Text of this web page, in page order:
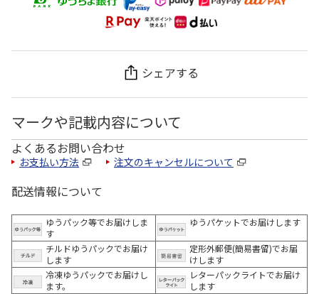
シェアする
マークや記載内容について
よくあるお問い合わせ
お支払い方法 注文のキャンセルについて
配送情報について
ゆうパック等でお届けしま
す
ゆうパケットでお届けします
チルドゆうパックでお届け
します
定形外郵便(簡易書留)でお届
けします
冷凍ゆうパックでお届けし
ます。
レターパックライトでお届け
します